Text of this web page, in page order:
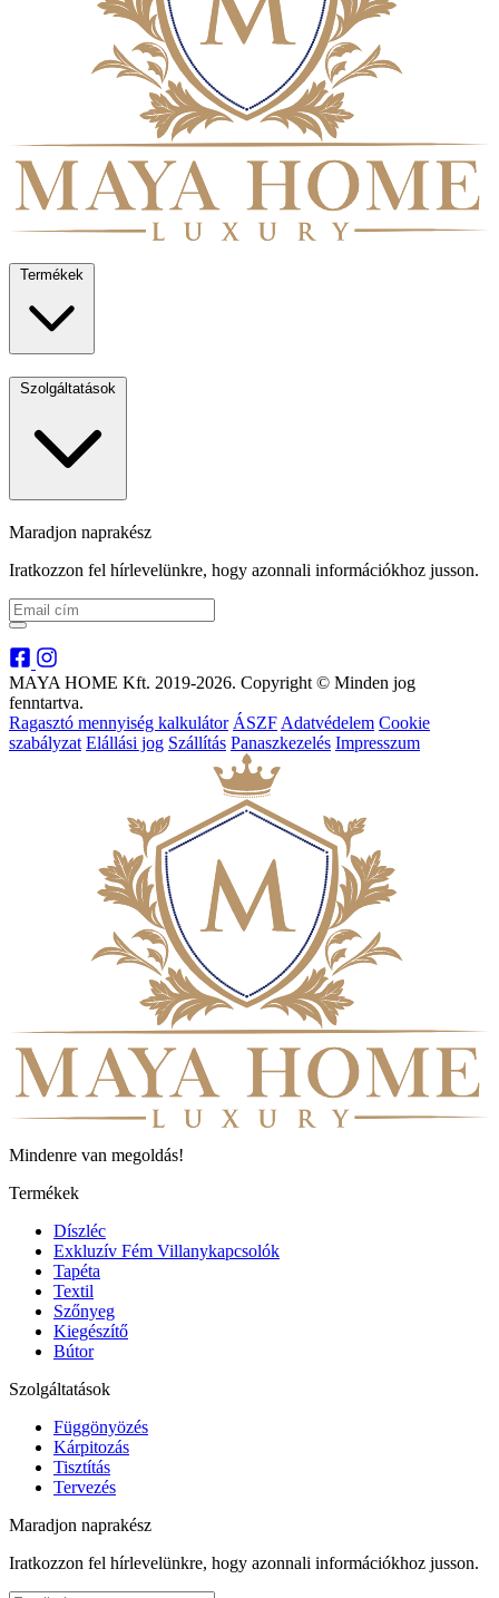
Termékek
Szolgáltatások
Maradjon naprakész
Iratkozzon fel hírlevelünkre, hogy azonnali információkhoz jusson.
MAYA HOME Kft. 2019-2026. Copyright © Minden jog
fenntartva.
Ragasztó mennyiség kalkulátor ÁSZF Adatvédelem Cookie
szabályzat Elállási jog Szállítás Panaszkezelés Impresszum
Mindenre van megoldás!
Termékek
Díszléc
Exkluzív Fém Villanykapcsolók
Tapéta
Textil
Szőnyeg
Kiegészítő
Bútor
Szolgáltatások
Függönyözés
Kárpitozás
Tisztítás
Tervezés
Maradjon naprakész
Iratkozzon fel hírlevelünkre, hogy azonnali információkhoz jusson.